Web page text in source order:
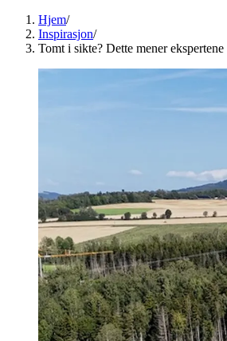
Hjem/
Inspirasjon/
Tomt i sikte? Dette mener